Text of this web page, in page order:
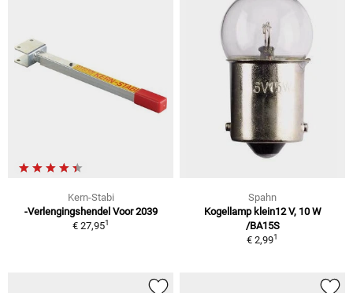
Kern-Stabi
-Verlengingshendel Voor 2039
€ 27,951
Spahn
Kogellamp klein12 V, 10 W
/BA15S
€ 2,991